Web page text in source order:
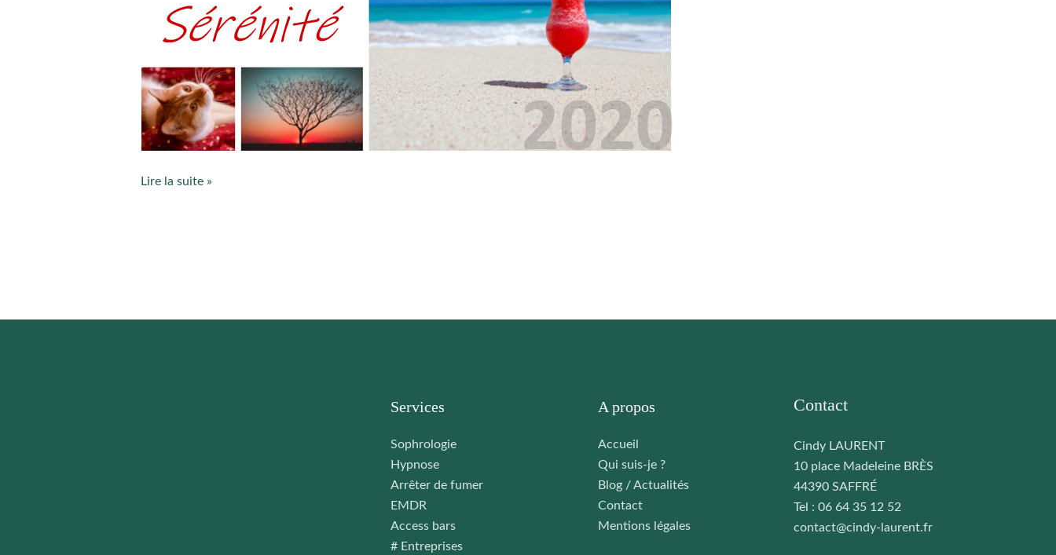
Lire la suite »
Services
Sophrologie
Hypnose
Arrêter de fumer
EMDR
Access bars
# Entreprises
A propos
Accueil
Qui suis-je ?
Blog / Actualités
Contact
Mentions légales
Contact
Cindy LAURENT
10 place Madeleine BRÈS
44390 SAFFRÉ
Tel : 06 64 35 12 52
contact@cindy-laurent.fr